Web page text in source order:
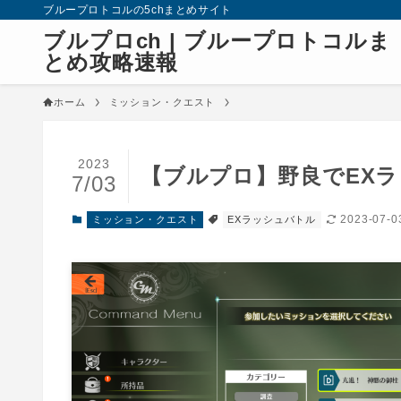
ブループロトコルの5chまとめサイト
ブルプロch | ブループロトコルま
とめ攻略速報
ホーム ミッション・クエスト
【ブルプロ】野良でEX
2023
7/03
ミッション・クエスト EXラッシュバトル 2023-07-